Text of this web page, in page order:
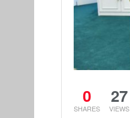
0
SHARES
27
VIEWS